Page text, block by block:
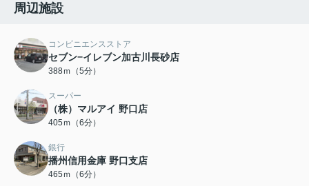
周辺施設
コンビニエンスストア
セブン−イレブン加古川長砂店
388ｍ（5分）
スーパー
（株）マルアイ 野口店
405ｍ（6分）
銀行
播州信用金庫 野口支店
465ｍ（6分）